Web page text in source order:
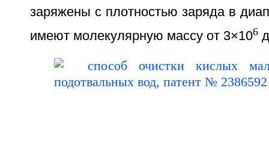
заряжены с плотностью заряда в
имеют молекулярную массу от 3×106